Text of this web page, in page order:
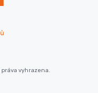
práva vyhrazena.